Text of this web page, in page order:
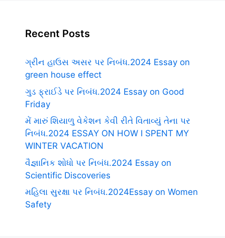
Recent Posts
ગ્રીન હાઉસ અસર પર નિબંધ.2024 Essay on
green house effect
ગુડ ફ્રાઈડે પર નિબંધ.2024 Essay on Good
Friday
મેં મારું શિયાળુ વેકેશન કેવી રીતે વિતાવ્યું તેના પર
નિબંધ.2024 ESSAY ON HOW I SPENT MY
WINTER VACATION
વૈજ્ઞાનિક શોધો પર નિબંધ.2024 Essay on
Scientific Discoveries
મહિલા સુરક્ષા પર નિબંધ.2024Essay on Women
Safety